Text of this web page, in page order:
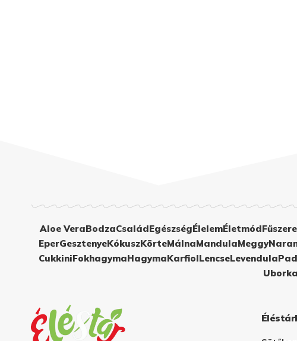
Aloe VeraBodzaCsaládEgészségÉlelemÉletmód
EperGesztenyeKókuszKörteMálnaMandulaMeggy
CukkiniFokhagymaHagymaKarfiolLencseLevendula
Uborka